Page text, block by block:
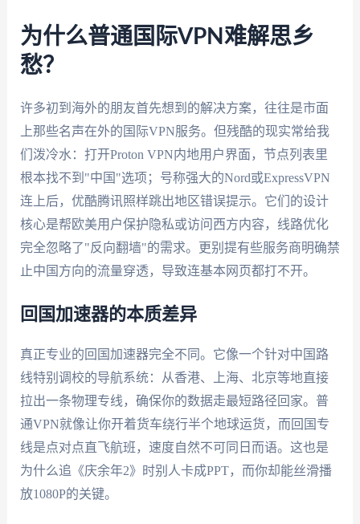
为什么普通国际VPN难解思乡
愁？
许多初到海外的朋友首先想到的解决方案，往往是市面
上那些名声在外的国际VPN服务。但残酷的现实常给我
们泼冷水：打开Proton VPN内地用户界面，节点列表里
根本找不到"中国"选项；号称强大的Nord或ExpressVPN
连上后，优酷腾讯照样跳出地区错误提示。它们的设计
核心是帮欧美用户保护隐私或访问西方内容，线路优化
完全忽略了"反向翻墙"的需求。更别提有些服务商明确禁
止中国方向的流量穿透，导致连基本网页都打不开。
回国加速器的本质差异
真正专业的回国加速器完全不同。它像一个针对中国路
线特别调校的导航系统：从香港、上海、北京等地直接
拉出一条物理专线，确保你的数据走最短路径回家。普
通VPN就像让你开着货车绕行半个地球运货，而回国专
线是点对点直飞航班，速度自然不可同日而语。这也是
为什么追《庆余年2》时别人卡成PPT，而你却能丝滑播
放1080P的关键。